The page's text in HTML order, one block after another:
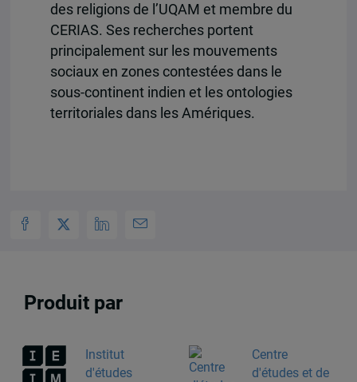
des religions de l’UQAM et membre du
CERIAS. Ses recherches portent
principalement sur les mouvements
sociaux en zones contestées dans le
sous-continent indien et les ontologies
territoriales dans les Amériques.
Produit par
Institut
d'études
Centre
d'études et de